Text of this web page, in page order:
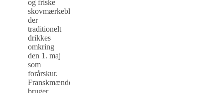
og friske
skovmærkeblade,
der
traditionelt
drikkes
omkring
den 1. maj
som
forårskur.
Franskmændene
bruger